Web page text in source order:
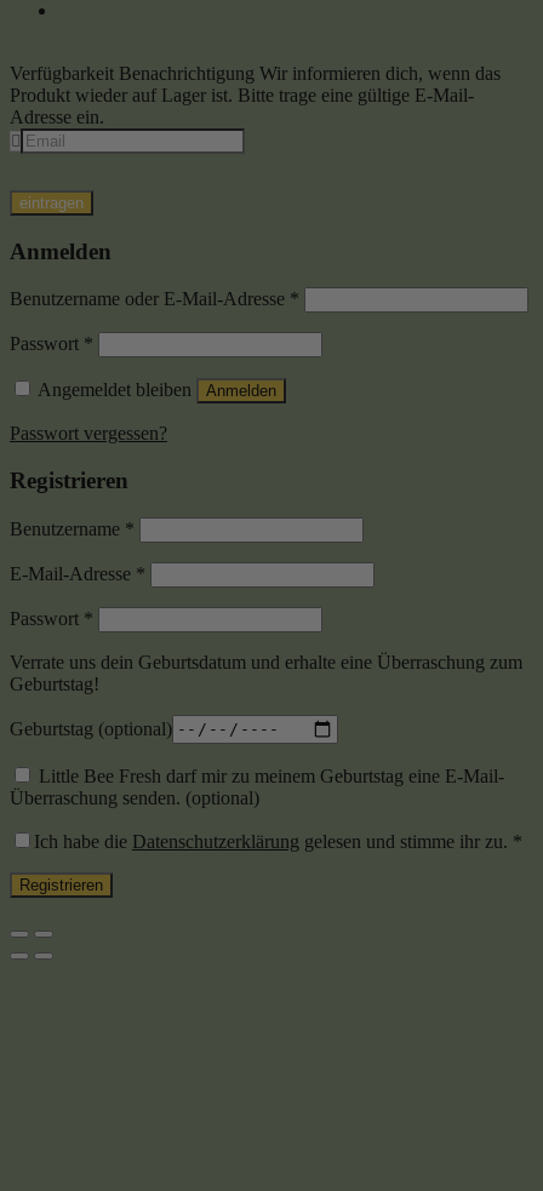
Verfügbarkeit Benachrichtigung Wir informieren dich, wenn das
Produkt wieder auf Lager ist. Bitte trage eine gültige E-Mail-
Adresse ein.
eintragen
Anmelden
Benutzername oder E-Mail-Adresse *
Passwort *
Angemeldet bleiben Anmelden
Passwort vergessen?
Registrieren
Benutzername *
E-Mail-Adresse *
Passwort *
Verrate uns dein Geburtsdatum und erhalte eine Überraschung zum
Geburtstag!
Geburtstag (optional)
Little Bee Fresh darf mir zu meinem Geburtstag eine E-Mail-
Überraschung senden. (optional)
Ich habe die Datenschutzerklärung gelesen und stimme ihr zu. *
Registrieren